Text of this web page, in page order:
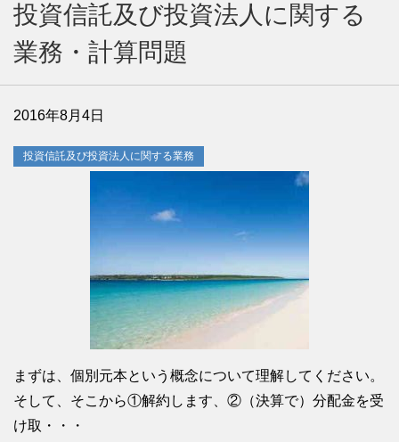
投資信託及び投資法人に関する
業務・計算問題
2016年8月4日
投資信託及び投資法人に関する業務
まずは、個別元本という概念について理解してください。
そして、そこから①解約します、②（決算で）分配金を受
け取・・・